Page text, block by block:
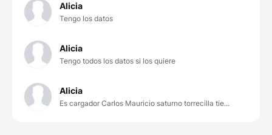
Alicia
Tengo los datos
Alicia
Tengo todos los datos si los quiere
Alicia
Es cargador Carlos Mauricio saturno torrecilla tie...